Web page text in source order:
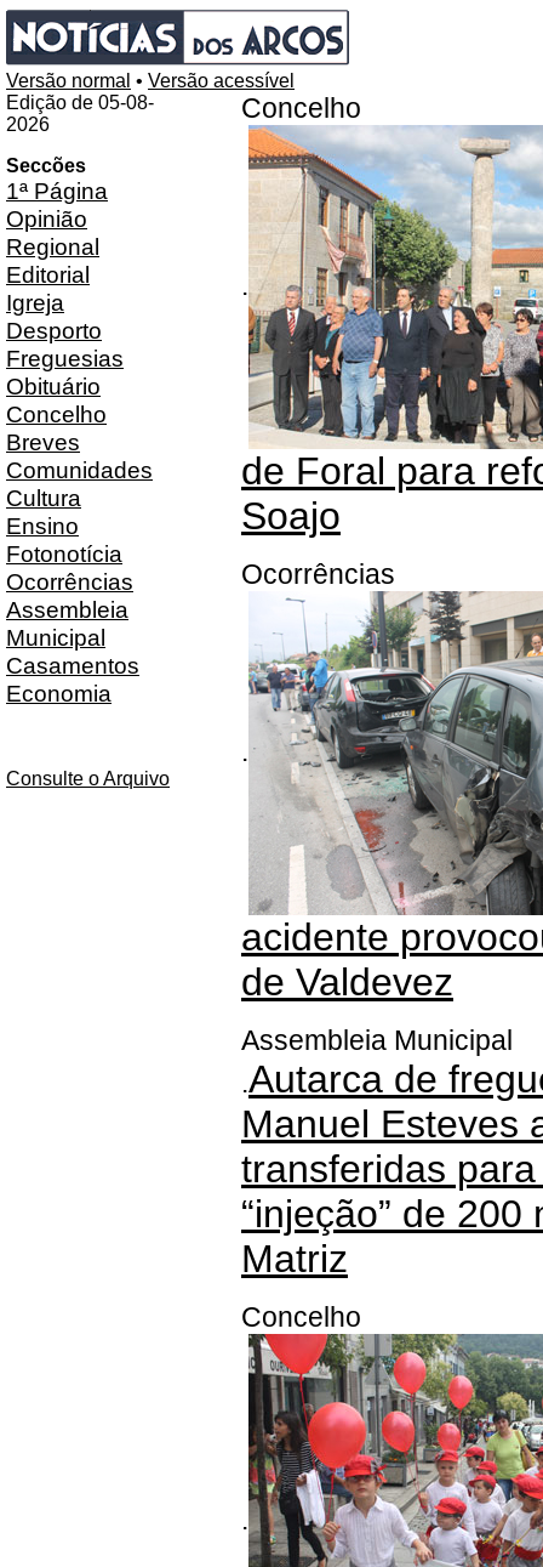
Versão normal • Versão acessível
Edição de 05-08-
2026
Seccões
1ª Página
Opinião
Regional
Editorial
Igreja
Desporto
Freguesias
Obituário
Concelho
Breves
Comunidades
Cultura
Ensino
Fotonotícia
Ocorrências
Assembleia
Municipal
Casamentos
Economia
Consulte o Arquivo
Concelho
.
de Foral para
Soajo
Ocorrências
.
acidente
de Valdevez
Assembleia Municipal
.Autarca de
Manuel Esteves
transferidas
“injeção” de
Matriz
Concelho
.